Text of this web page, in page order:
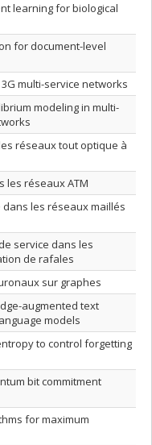
learning for biological
for document-level
multi-service networks
modeling in multi-
réseaux tout optique à
les réseaux ATM
les réseaux maillés
service dans les
de rafales
sur graphes
augmented text
models
to control forgetting
bit commitment
for maximum